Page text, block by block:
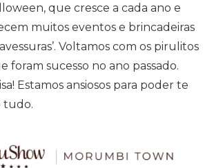
que cresce a cada ano e
muitos eventos e brincadeiras
Voltamos com os pirulitos
foram sucesso no ano passado.
Estamos ansiosos para poder te
tudo.